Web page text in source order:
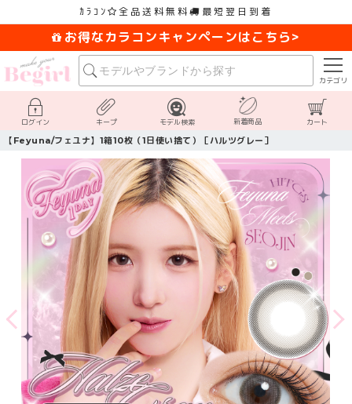
ｶﾗｺﾝ 全品送料無料 最短翌日到着
お得なカラコンキャンペーンはこちら>
カテゴリ
ログイン キープ モデル検索 新着商品 カート
【Feyuna/フェユナ】1箱10枚（1日使い捨て）［ハルツグレー］